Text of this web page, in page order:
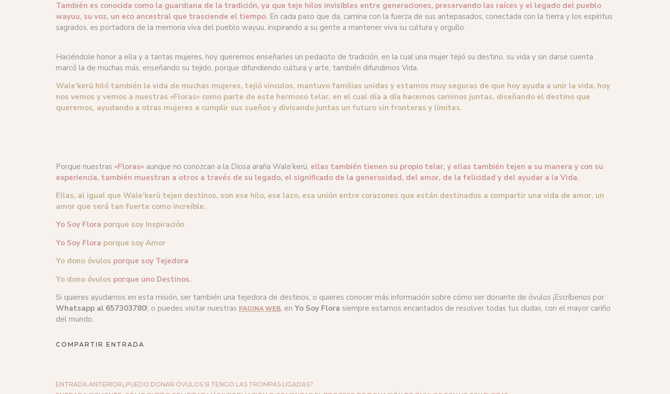
También es conocida como la guardiana de la tradición, ya que teje hilos invisibles entre generaciones, preservando las raíces y el legado del pueblo
wayuu, su voz, un eco ancestral que trasciende el tiempo. En cada paso que da, camina con la fuerza de sus antepasados, conectada con la tierra y los espíritus
sagrados, es portadora de la memoria viva del pueblo wayuu, inspirando a su gente a mantener viva su cultura y orgullo.
Haciéndole honor a ella y a tantas mujeres, hoy queremos enseñarles un pedacito de tradición, en la cual una mujer tejió su destino, su vida y sin darse cuenta
marcó la de muchas más, enseñando su tejido, porque difundiendo cultura y arte, también difundimos Vida.
Wale’kerü hiló también la vida de muchas mujeres, tejió vínculos, mantuvo familias unidas y estamos muy seguras de que hoy ayuda a unir la vida, hoy
nos vemos y vemos a nuestras «Floras» como parte de este hermoso telar, en el cual día a día hacemos caminos juntas, diseñando el destino que
queremos, ayudando a otras mujeres a cumplir sus sueños y divisando juntas un futuro sin fronteras y límites.
Porque nuestras «Floras» aunque no conozcan a la Diosa araña Wale’kerü, ellas también tienen su propio telar, y ellas también tejen a su manera y con su
experiencia, también muestran a otros a través de su legado, el significado de la generosidad, del amor, de la felicidad y del ayudar a la Vida.
Ellas, al igual que Wale’kerü tejen destinos, son ese hilo, ese lazo, esa unión entre corazones que están destinados a compartir una vida de amor, un
amor que será tan fuerte como increíble.
Yo Soy Flora porque soy Inspiración
Yo Soy Flora porque soy Amor
Yo dono óvulos porque soy Tejedora
Yo dono óvulos porque uno Destinos.
Si quieres ayudarnos en esta misión, ser también una tejedora de destinos, o quieres conocer más información sobre cómo ser donante de óvulos ¡Escríbenos por
Whatsapp al 657303780!, o puedes visitar nuestras PAGINA WEB, en Yo Soy Flora siempre estamos encantados de resolver todas tus dudas, con el mayor cariño
del mundo.
COMPARTIR ENTRADA
ENTRADA ANTERIOR¿PUEDO DONAR ÓVULOS SI TENGO LAS TROMPAS LIGADAS?